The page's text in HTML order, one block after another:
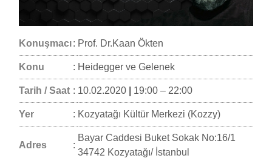
Konuşmacı: Prof. Dr.Kaan Ökten
Konu : Heidegger ve Gelenek
Tarih / Saat : 10.02.2020 19:00 – 22:00
Yer : Kozyatağı Kültür Merkezi (Kozzy)
Adres :
Bayar Caddesi Buket Sokak No:16/1
34742 Kozyatağı/ İstanbul